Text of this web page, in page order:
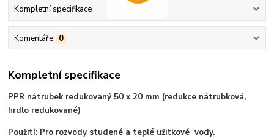
Kompletní specifikace
Komentáře 0
Kompletní specifikace
PPR nátrubek redukovaný 50 x 20 mm (redukce nátrubková,
hrdlo redukované)
Použití: Pro rozvody studené a teplé užitkové vody.